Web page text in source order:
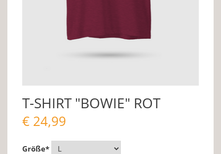
T-SHIRT "BOWIE" ROT
€ 24,99
Größe*